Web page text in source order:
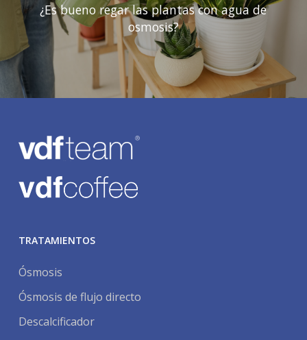
¿Es bueno regar las plantas con agua de
osmosis?
TRATAMIENTOS
Ósmosis
Ósmosis de flujo directo
Descalcificador